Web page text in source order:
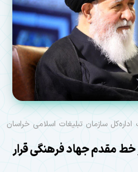
سازمان تبلیغات اسلامی خراسان
خط مقدم جهاد فرهنگی قرار